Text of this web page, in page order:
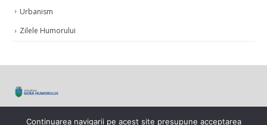
Zilele Humorului
© Copyright 2021. Toate drepturile rezervate.
Continuarea navigarii pe acest site presupune acceptarea